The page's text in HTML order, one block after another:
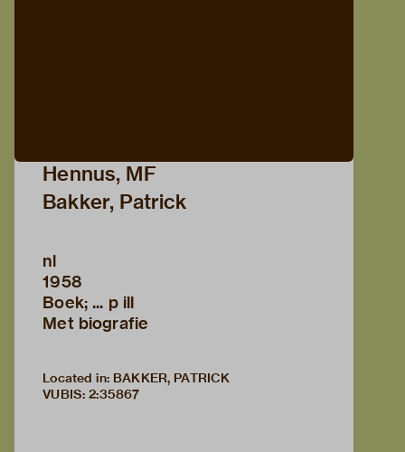
Hennus, MF
Bakker, Patrick
nl
1958
Boek; ... p ill
Met biografie
Located in: BAKKER, PATRICK
VUBIS: 2:35867